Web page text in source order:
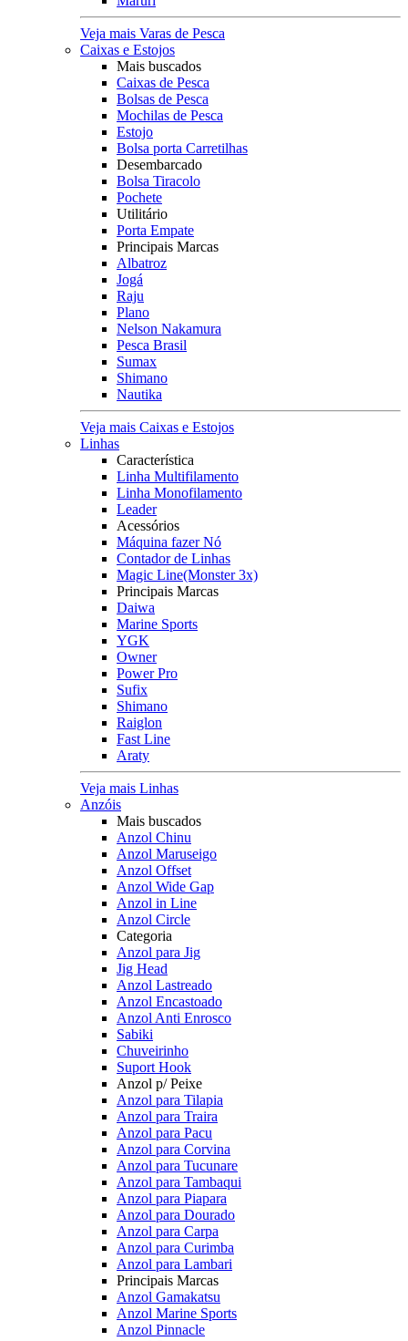
Veja mais Varas de Pesca
Caixas e Estojos
Mais buscados
Caixas de Pesca
Bolsas de Pesca
Mochilas de Pesca
Estojo
Bolsa porta Carretilhas
Desembarcado
Bolsa Tiracolo
Pochete
Utilitário
Porta Empate
Principais Marcas
Albatroz
Jogá
Raju
Plano
Nelson Nakamura
Pesca Brasil
Sumax
Shimano
Nautika
Veja mais Caixas e Estojos
Linhas
Característica
Linha Multifilamento
Linha Monofilamento
Leader
Acessórios
Máquina fazer Nó
Contador de Linhas
Magic Line(Monster 3x)
Principais Marcas
Daiwa
Marine Sports
YGK
Owner
Power Pro
Sufix
Shimano
Raiglon
Fast Line
Araty
Veja mais Linhas
Anzóis
Mais buscados
Anzol Chinu
Anzol Maruseigo
Anzol Offset
Anzol Wide Gap
Anzol in Line
Anzol Circle
Categoria
Anzol para Jig
Jig Head
Anzol Lastreado
Anzol Encastoado
Anzol Anti Enrosco
Sabiki
Chuveirinho
Suport Hook
Anzol p/ Peixe
Anzol para Tilapia
Anzol para Traira
Anzol para Pacu
Anzol para Corvina
Anzol para Tucunare
Anzol para Tambaqui
Anzol para Piapara
Anzol para Dourado
Anzol para Carpa
Anzol para Curimba
Anzol para Lambari
Principais Marcas
Anzol Gamakatsu
Anzol Marine Sports
Anzol Pinnacle